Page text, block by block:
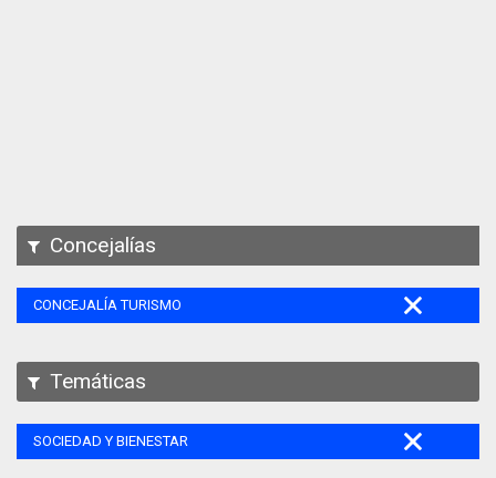
Concejalías
CONCEJALÍA TURISMO
Temáticas
SOCIEDAD Y BIENESTAR